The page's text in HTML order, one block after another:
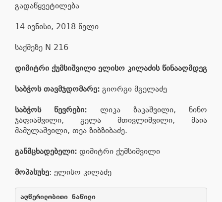
გადაწყვეტილება
14 ივნისი, 2018 წელი
საქმეზე N 216
დიმიტრი ქუმსიშვილი ელისო კილაძის წინააღმდეგ
საბჭოს თავმჯდომარე: გიორგი მგელაძე
საბჭოს წევრები: ლიკა ზაკაშვილი, ნინო
ჯაფიაშვილი, გელა მთივლიშვილი, მაია
მამულაშვილი, თეა ზიბზიბაძე.
განმცხადებელი: დიმიტრი ქუმსიშვილი
მოპასუხე: ელისო კილაძე
აღწერილობითი ნაწილი